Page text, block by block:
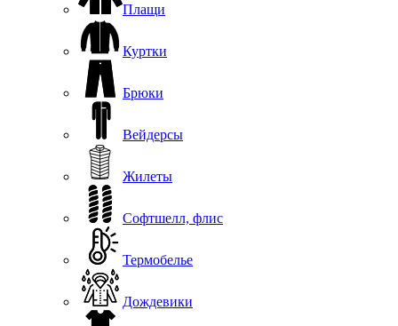
Плащи
Куртки
Брюки
Вейдерсы
Жилеты
Софтшелл, флис
Термобелье
Дождевики